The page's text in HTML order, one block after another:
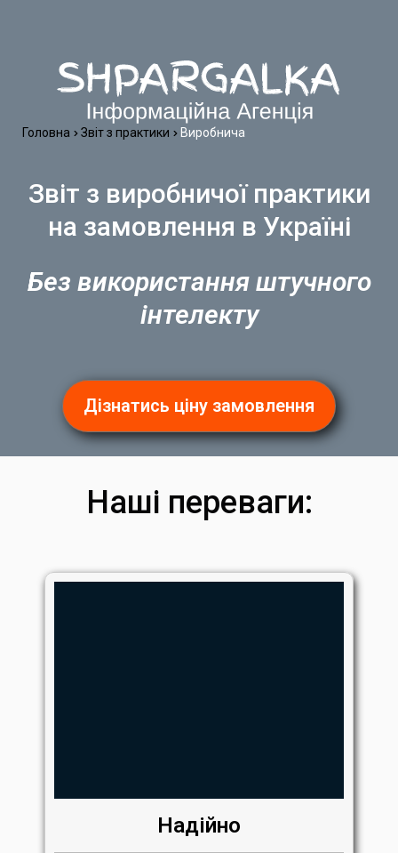
Звіт з виробничої практики
на замовлення в Україні
Без використання штучного
інтелекту
Дізнатись ціну замовлення
Головна Звіт з практики Виробнича
Наші переваги:
Надійно